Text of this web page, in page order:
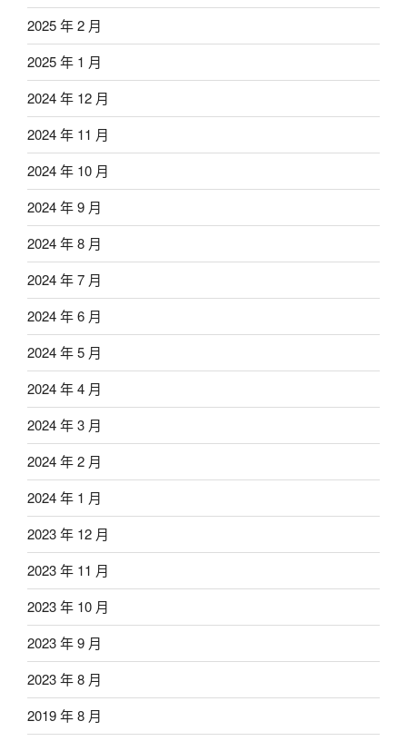
2025 年 2 月
2025 年 1 月
2024 年 12 月
2024 年 11 月
2024 年 10 月
2024 年 9 月
2024 年 8 月
2024 年 7 月
2024 年 6 月
2024 年 5 月
2024 年 4 月
2024 年 3 月
2024 年 2 月
2024 年 1 月
2023 年 12 月
2023 年 11 月
2023 年 10 月
2023 年 9 月
2023 年 8 月
2019 年 8 月